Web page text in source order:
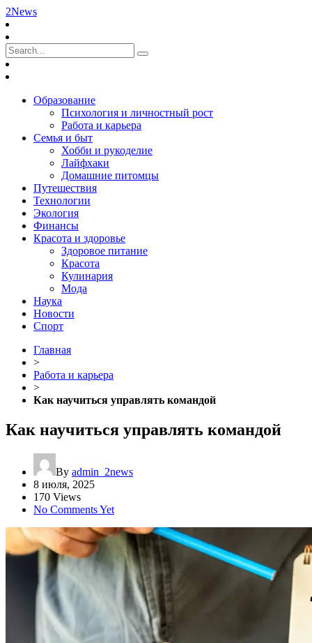
2News
Образование
Психология и личностный рост
Работа и карьера
Семья и быт
Хобби и рукоделие
Лайфхаки
Домашние питомцы
Путешествия
Технологии
Экология
Финансы
Красота и здоровье
Здоровое питание
Красота
Кулинария
Мода
Наука
Новости
Спорт
Главная
>
Работа и карьера
>
Как научиться управлять командой
Как научиться управлять командой
By admin_2news
8 июля, 2025
170 Views
No Comments Yet